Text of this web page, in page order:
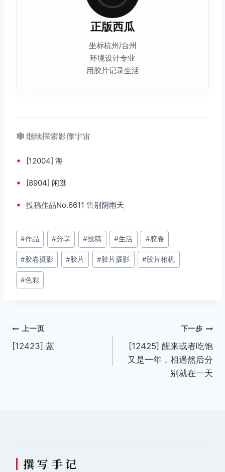
正版西瓜
坐标杭州/台州
环境设计专业
用胶片记录生活
🕸️ 继续探索影像宇宙
• [12004] 海
• [8904] 闲逛
• 投稿作品No.6611 告别阴雨天
文
章
标
签：
#作品 #分享 #投稿 #生活 #胶卷
#胶卷摄影 #胶片 #胶片摄影 #胶片相机
#色彩
文
章
上一页
[12423] 蓝
下一步
[12425] 醒来或者吃饱
又是一年，相遇然后分
别就在一天
撰 写 手 记